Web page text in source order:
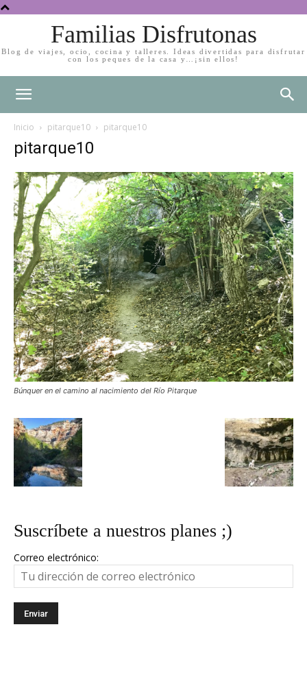
Familias Disfrutonas
Blog de viajes, ocio, cocina y talleres. Ideas divertidas para disfrutar
con los peques de la casa y…¡sin ellos!
Inicio pitarque10 pitarque10
pitarque10
Búnquer en el camino al nacimiento del Río Pitarque
Suscríbete a nuestros planes ;)
Correo electrónico: